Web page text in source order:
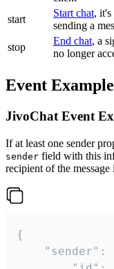
start
Start chat, it's
sending a
stop
End chat, a
no longer
Event
JivoChat Event
If at least one sender
sender field with this
recipient of the
{